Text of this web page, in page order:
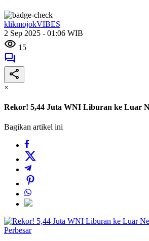
klikmojokVIBES
2 Sep 2025 - 01:06 WIB
15
×
Rekor! 5,44 Juta WNI Liburan ke Luar
Bagikan artikel ini
Perbesar